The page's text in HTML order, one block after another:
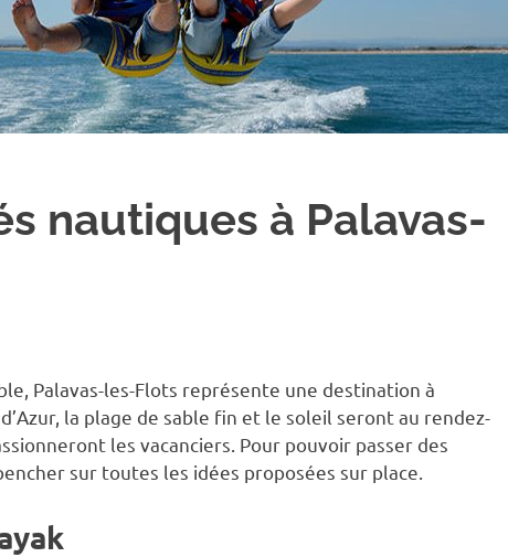
nautiques à Palavas-
Palavas-les-Flots représente une destination à
la plage de sable fin et le soleil seront au rendez-
les vacanciers. Pour pouvoir passer des
sur toutes les idées proposées sur place.